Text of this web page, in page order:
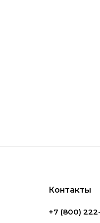
Heath
Контакты
+7 (800)